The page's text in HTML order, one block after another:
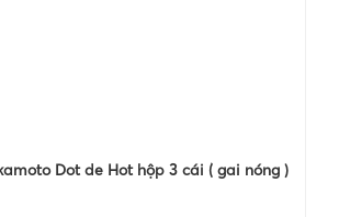
Dot de Hot hộp 3 cái ( gai nóng )